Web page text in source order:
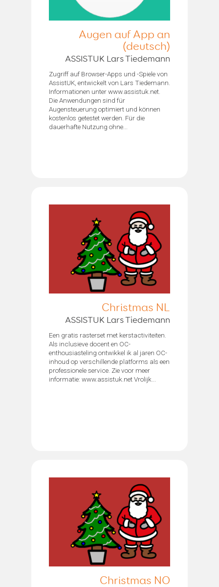
Augen auf App an
(deutsch)
ASSISTUK Lars Tiedemann
Zugriff auf Browser-Apps und -Spiele von
AssistUK, entwickelt von Lars Tiedemann.
Informationen unter www.assistuk.net.
Die Anwendungen sind für
Augensteuerung optimiert und können
kostenlos getestet werden. Für die
dauerhafte Nutzung ohne...
Christmas NL
ASSISTUK Lars Tiedemann
Een gratis rasterset met kerstactiviteiten.
Als inclusieve docent en OC-
enthousiasteling ontwikkel ik al jaren OC-
inhoud op verschillende platforms als een
professionele service. Zie voor meer
informatie: www.assistuk.net Vrolijk...
Christmas NO